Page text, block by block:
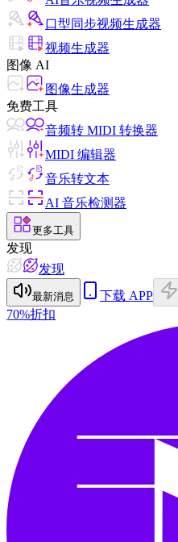
口型同步视频生成器
视频生成器
图像 AI
图像生成器
免费工具
音频转 MIDI 转换器
MIDI 编辑器
音乐转文本
AI 音乐检测器
更多工具
发现
发现
最新消息 下载 APP
70%折扣